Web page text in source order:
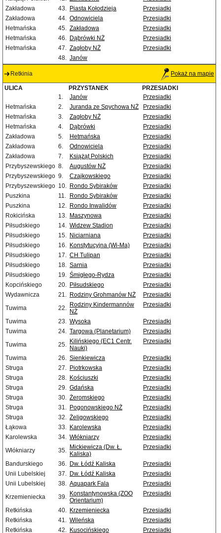
Zakładowa
43. Piasta Kołodzieja
Przesiadki
Zakładowa
44. Odnowiciela
Przesiadki
Hetmańska
45. Zakładowa
Przesiadki
Hetmańska
46. Dąbrówki NŻ
Przesiadki
Hetmańska
47. Zagłoby NŻ
Przesiadki
48. Janów
Retkinia Pokaż na mapie
ULICA PRZYSTANEK
PRZESIADKI
1.
Janów
Przesiadki
Hetmańska
2. Juranda ze Spychowa NŻ
Przesiadki
Hetmańska
3. Zagłoby NŻ
Przesiadki
Hetmańska
4. Dąbrówki
Przesiadki
Zakładowa
5. Hetmańska
Przesiadki
Zakładowa
6. Odnowiciela
Przesiadki
Zakładowa
7. Książąt Polskich
Przesiadki
Przybyszewskiego 8. Augustów NŻ
Przesiadki
Przybyszewskiego 9. Czajkowskiego
Przesiadki
Przybyszewskiego 10. Rondo Sybiraków
Przesiadki
Puszkina
11. Rondo Sybiraków
Przesiadki
Puszkina
12. Rondo Inwalidów
Przesiadki
Rokicińska
13. Maszynowa
Przesiadki
Piłsudskiego
14. Widzew Stadion
Przesiadki
Piłsudskiego
15. Niciarniana
Przesiadki
Piłsudskiego
16. Konstytucyjna (Wi-Ma)
Przesiadki
Piłsudskiego
17. CH Tulipan
Przesiadki
Piłsudskiego
18. Sarnia
Przesiadki
Piłsudskiego
19. Śmigłego-Rydza
Przesiadki
Kopcińskiego
20. Piłsudskiego
Przesiadki
Wydawnicza
21. Rodziny Grohmanów NŻ
Przesiadki
Tuwima
22. Rodziny Kindermannów
NŻ
Przesiadki
Tuwima 23. Wysoka
Przesiadki
Tuwima
24. Targowa (Planetarium)
Przesiadki
Tuwima
25. Kilińskiego (EC1 Centr.
Nauki)
Przesiadki
Tuwima 26. Sienkiewicza
Przesiadki
Struga
27. Piotrkowska
Przesiadki
Struga
28. Kościuszki
Przesiadki
Struga
29. Gdańska
Przesiadki
Struga
30. Żeromskiego
Przesiadki
Struga
31. Pogonowskiego NŻ
Przesiadki
Struga
32. Żeligowskiego
Przesiadki
Łąkowa
33. Karolewska
Przesiadki
Karolewska
34. Włókniarzy
Przesiadki
Włókniarzy
35. Mickiewicza (Dw. Ł.
Kaliska)
Przesiadki
Bandurskiego 36. Dw. Łódź Kaliska
Przesiadki
Unii Lubelskiej
37. Dw. Łódź Kaliska
Przesiadki
Unii Lubelskiej
38. Aquapark Fala
Przesiadki
Krzemieniecka
39. Konstantynowska (ZOO
Orientarium)
Przesiadki
Retkińska 40. Krzemieniecka
Przesiadki
Retkińska
41. Wileńska
Przesiadki
Retkińska
42. Kusocińskiego Przesiadki